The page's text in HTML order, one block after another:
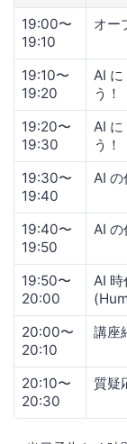
19:00〜
19:10
オー
19:10〜
19:20
AI に
う！
19:20〜
19:30
AI に
う！
19:30〜
19:40
AI の
19:40〜
19:50
AI の
19:50〜
20:00
AI 時
20:00〜
20:10
講座
20:10〜
20:30
質疑